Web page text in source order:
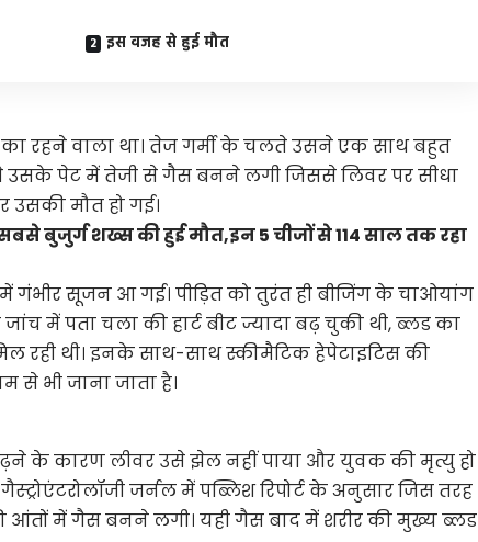
इस वजह से हुई मौत
रहने वाला था। तेज गर्मी के चलते उसने एक साथ बहुत
से उसके पेट में तेजी से गैस बनने लगी जिससे लिवर पर सीधा
मौत हो गई।
बुजुर्ग शख्स की हुई मौत,इन 5 चीजों से 114 साल तक रहा
गंभीर सूजन आ गई। पीड़ित को तुरंत ही बीजिंग के चाओयांग
में पता चला की हार्ट बीट ज्यादा बढ़ चुकी थी, ब्लड का
रही थी। इनके साथ-साथ स्कीमैटिक हेपेटाइटिस की
से भी जाना जाता है।
के कारण लीवर उसे झेल नहीं पाया और युवक की मृत्यु हो
जर्नल में पब्लिश रिपोर्ट के अनुसार जिस तरह
में गैस बनने लगी। यही गैस बाद में शरीर की मुख्य ब्लड